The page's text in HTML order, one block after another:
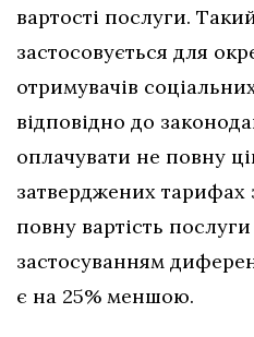
вартості послуги.
застосовується для
отримувачів
відповідно до
оплачувати не повну
затверджених тарифах
повну вартість послуги
застосуванням
є на 25% меншою.